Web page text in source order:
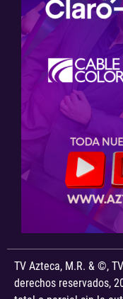
TV Azteca, M.R. & ©,
derechos reservados,